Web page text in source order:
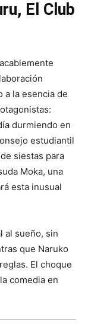
El Club
a la esencia de
durmiendo en
estudiantil
siestas para
Moka, una
esta inusual
al sueño, sin
que Naruko
El choque
comedia en